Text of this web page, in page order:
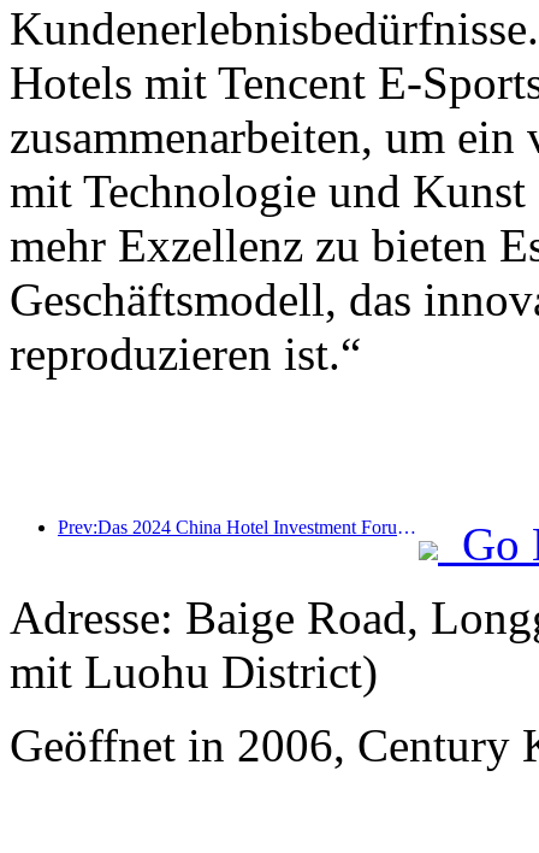
Hotels mit Tencent E-
zusammenarbeiten, um
mit Technologie und Kunst
mehr Exzellenz zu bieten
Geschäftsmodell, das
reproduzieren ist.“
Prev:Das 2024 China Hotel Investment Forum wurde erfolgreich in Peking abgehalten
Go
Adresse: Baige Road,
mit Luohu District)
Geöffnet in 2006, Century